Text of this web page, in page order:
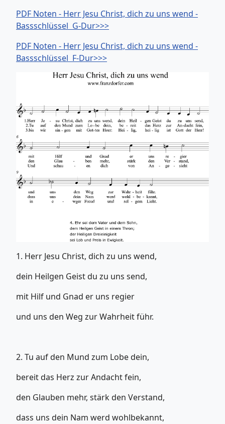
PDF Noten - Herr Jesu Christ, dich zu uns wend -
Bassschlüssel G-Dur>>>
PDF Noten - Herr Jesu Christ, dich zu uns wend -
Bassschlüssel F-Dur>>>
1. Herr Jesu Christ, dich zu uns wend,
dein Heilgen Geist du zu uns send,
mit Hilf und Gnad er uns regier
und uns den Weg zur Wahrheit führ.
2. Tu auf den Mund zum Lobe dein,
bereit das Herz zur Andacht fein,
den Glauben mehr, stärk den Verstand,
dass uns dein Nam werd wohlbekannt,